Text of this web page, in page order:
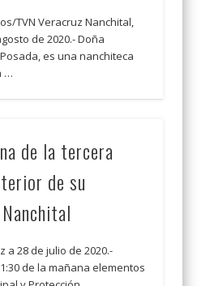
TVN Veracruz Nanchital,
de 2020.- Doña
es una nanchiteca
…
de la tercera
de su
a 28 de julio de 2020.-
de la mañana elementos